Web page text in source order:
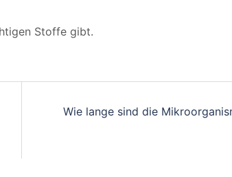
Stoffe gibt.
Wie lange sind die